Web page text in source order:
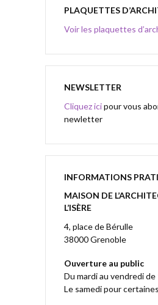
PLAQUETTES
Voir les plaquettes
NEWSLETTER
Cliquez icipour vous
newletter
INFORMATIONS
MAISON DE
L’ISÈRE
4, place de Bérulle
38000 Grenoble
Ouverture au public
Du mardi au vendredi de
Le samedi pour